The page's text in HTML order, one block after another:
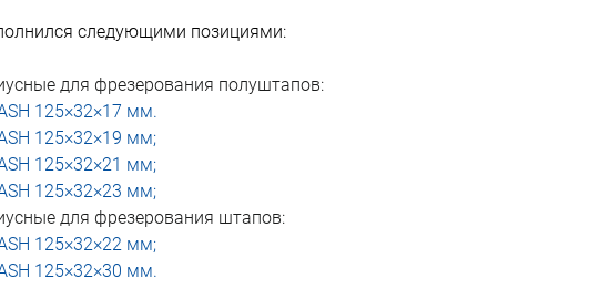
следующими позициями:
для фрезерования полуштапов:
125×32×17 мм.
125×32×19 мм;
125×32×21 мм;
125×32×23 мм;
для фрезерования штапов:
125×32×22 мм;
125×32×30 мм.